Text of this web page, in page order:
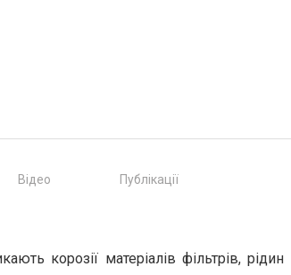
Відео Публікації
корозії матеріалів фільтрів, рідин